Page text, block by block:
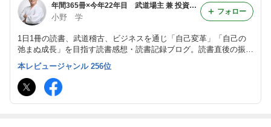
年間365冊×今年22年目 武道場主 兼 投資会社・コンサル会社 オーナー社長 兼 グロービス経営大学院准教授による読書日記
小野 学
1日1冊の読書、武道稽古、ビジネスを通じ「自己変革」「自己の
弛まぬ成長」を目指す読書感想・読書記録ブログ。読書直後の振り
返り・アウトプット前提のインプットを心がけつつ、将来の自分自
身の為の検索可能なデータベースとして活用。旧「分譲マンション
屋の読書日記」
フォロー
本レビュージャンル 256位